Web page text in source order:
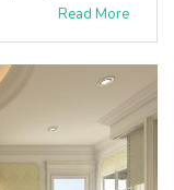
Read More